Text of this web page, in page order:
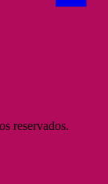
reservados.